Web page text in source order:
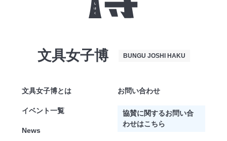
文具女子博 BUNGU JOSHI HAKU
文具女子博とは
イベント一覧
News
お問い合わせ
協賛に関するお問い合
わせはこちら